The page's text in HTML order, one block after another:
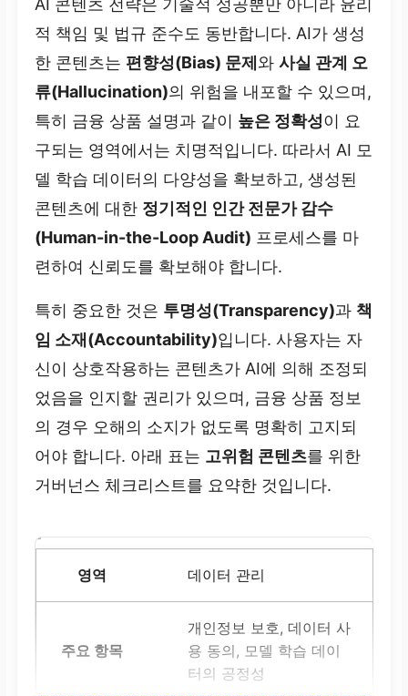
AI 콘텐츠 전략은 기술적 성공뿐만 아니라 윤리
적 책임 및 법규 준수도 동반합니다. AI가 생성
한 콘텐츠는 편향성(Bias) 문제 와사실 관계 오
류(Hallucination)의 위험을 내포할 수 있으며,
특히 금융 상품 설명과 같이 높은 정확성이 요
구되는 영역에서는 치명적입니다. 따라서 AI 모
델 학습 데이터의 다양성을 확보하고, 생성된
콘텐츠에 대한 정기적인 인간 전문가 감수
(Human-in-the-Loop Audit) 프로세스를 마
련하여 신뢰도를 확보해야 합니다.
특히 중요한 것은 투명성(Transparency)과책
임 소재(Accountability)입니다. 사용자는 자
신이 상호작용하는 콘텐츠가 AI에 의해 조정되
었음을 인지할 권리가 있으며, 금융 상품 정보
의 경우 오해의 소지가 없도록 명확히 고지되
어야 합니다. 아래 표는 고위험 콘텐츠를 위한
거버넌스 체크리스트를 요약한 것입니다.
데이터 관리
개인정보 보호, 데이터 사
용 동의, 모델 학습 데이
터의 공정성